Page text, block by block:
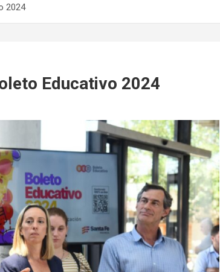
2024
Educativo 2024